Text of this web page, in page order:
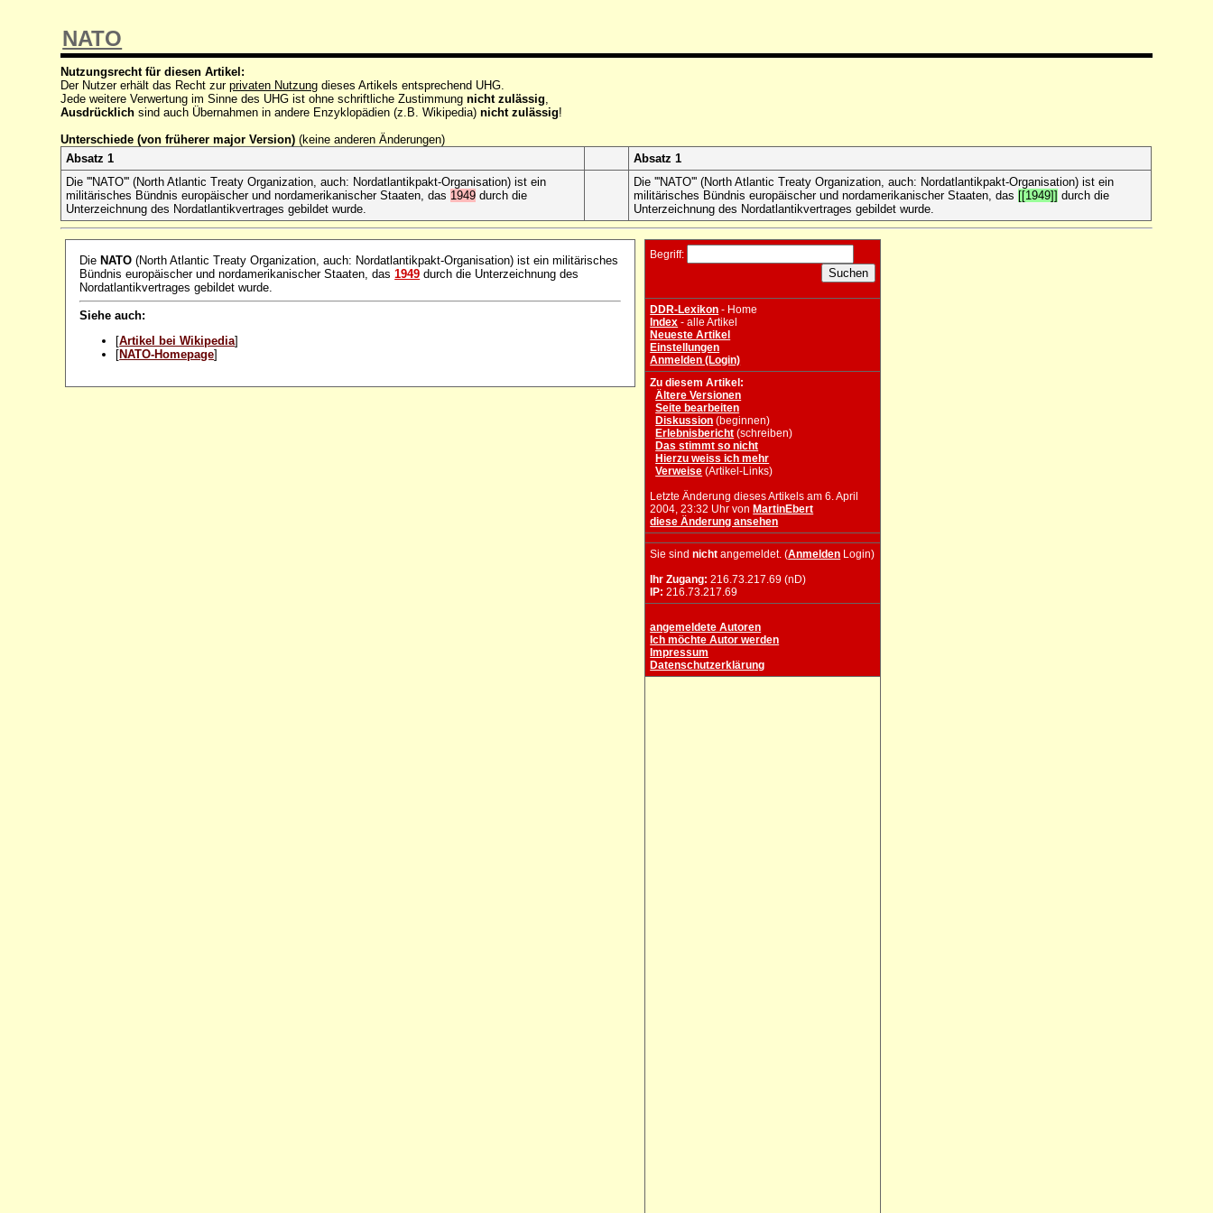
NATO
Nutzungsrecht für diesen Artikel:
Der Nutzer erhält das Recht zurprivaten Nutzung dieses Artikels entsprechend UHG.
Jede weitere Verwertung im Sinne des UHG ist ohne schriftliche Zustimmungnicht zulässig
Ausdrücklich sind auch Übernahmen in andere Enzyklopädien (z.B. Wikipedia)nicht zulässig!
Unterschiede (von früherer major Version) (keine anderen Änderungen)
Absatz 1
Absatz 1
Die '''NATO''' (North Atlantic Treaty Organization, auch: Nordatlantikpakt-Organisation) ist ein
militärisches Bündnis europäischer und nordamerikanischer Staaten, das 1949 durch die
Unterzeichnung des Nordatlantikvertrages gebildet wurde.
Die '''NATO''' (North Atlantic Treaty Organization, auch: Nordatlantikpakt-Organisation) ist ein
militärisches Bündnis europäischer und nordamerikanischer Staaten, das [[1949]] durch die
Unterzeichnung des Nordatlantikvertrages gebildet wurde.
Die NATO (North Atlantic Treaty Organization, auch: Nordatlantikpakt-Organisation) ist ein militärisches
Bündnis europäischer und nordamerikanischer Staaten, das1949 durch die Unterzeichnung des
Nordatlantikvertrages gebildet wurde.
Siehe auch:
[Artikel bei Wikipedia]
[NATO-Homepage]
Begriff:
DDR-Lexikon - Home
Index - alle Artikel
Neueste Artikel
Einstellungen
Anmelden (Login)
Zu diesem Artikel:
Ältere Versionen
Seite bearbeiten
Diskussion (beginnen)
Erlebnisbericht (schreiben)
Das stimmt so nicht
Hierzu weiss ich mehr
Verweise (Artikel-Links)
Letzte Änderung dieses Artikels am 6. April
2004, 23:32 Uhr von MartinEbert
diese Änderung ansehen
Sie sindnicht angemeldet. (Anmelden Login)
Ihr Zugang: 216.73.217.69 (nD)
IP: 216.73.217.69
angemeldete Autoren
Ich möchte Autor werden
Impressum
Datenschutzerklärung